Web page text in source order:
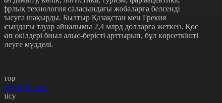
технология саласындағы жобаларға белсенді
шақырды. Былтыр Қазақстан мен Грекия
тауар айналымы 2,4 млрд долларға жеткен. Қос
өкілдері биыл алыс-берісті арттырып, бұл көрсеткішті
мүдделі.
Қасым